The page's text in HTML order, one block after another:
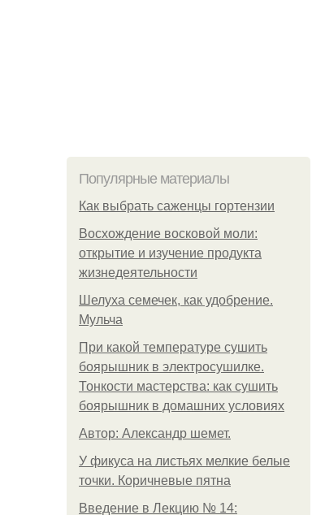
Популярные материалы
Как выбрать саженцы гортензии
Восхождение восковой моли:
открытие и изучение продукта
жизнедеятельности
Шелуха семечек, как удобрение.
Мульча
При какой температуре сушить
боярышник в электросушилке.
Тонкости мастерства: как сушить
боярышник в домашних условиях
Автор: Александр шемет.
У фикуса на листьях мелкие белые
точки. Коричневые пятна
Введение в Лекцию № 14: